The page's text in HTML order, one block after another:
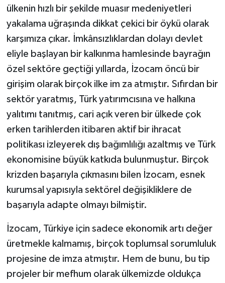
ülkenin hızlı bir şekilde muasır medeniyetleri
yakalama uğraşında dikkat çekici bir öykü olarak
karşımıza çıkar. İmkânsızlıklardan dolayı devlet
eliyle başlayan bir kalkınma hamlesinde bayrağın
özel sektöre geçtiği yıllarda, İzocam öncü bir
girişim olarak birçok ilke im za atmıştır. Sıfırdan bir
sektör yaratmış, Türk yatırımcısına ve halkına
yalıtımı tanıtmış, cari açık veren bir ülkede çok
erken tarihlerden itibaren aktif bir ihracat
politikası izleyerek dış bağımlılığı azaltmış ve Türk
ekonomisine büyük katkıda bulunmuştur. Birçok
krizden başarıyla çıkmasını bilen İzocam, esnek
kurumsal yapısıyla sektörel değişikliklere de
başarıyla adapte olmayı bilmiştir.
İzocam, Türkiye için sadece ekonomik artı değer
üretmekle kalmamış, birçok toplumsal sorumluluk
projesine de imza atmıştır. Hem de bunu, bu tip
projeler bir mefhum olarak ülkemizde oldukça